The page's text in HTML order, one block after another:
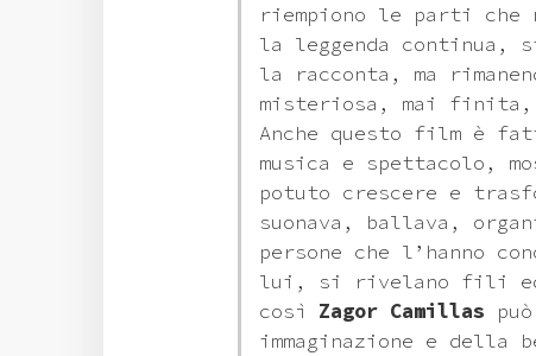
riempiono le parti che
la leggenda continua,
la racconta, ma
misteriosa, mai finita,
Anche questo film è
musica e spettacolo,
potuto crescere e
suonava, ballava,
persone che l’hanno
lui, si rivelano fili ed
così Zagor Camillas
immaginazione e